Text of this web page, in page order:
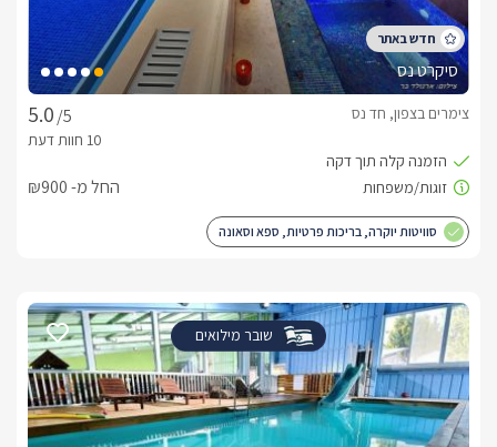
סיקרט נס
/5
צימרים בצפון, חד נס
החל מ- ₪900
סוויטות יוקרה, בריכות פרטיות, ספא וסאונה
שובר מילואים